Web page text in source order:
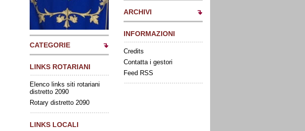
CATEGORIE
LINKS ROTARIANI
Elenco links siti rotariani
distretto 2090
Rotary distretto 2090
LINKS LOCALI
ARCHIVI
INFORMAZIONI
Credits
Contatta i gestori
Feed RSS